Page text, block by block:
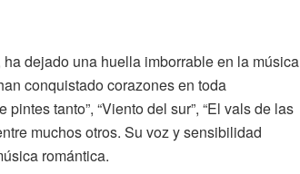
dejado una huella imborrable en la música
conquistado corazones en toda
tanto”, “Viento del sur”, “El vals de las
muchos otros. Su voz y sensibilidad
romántica.